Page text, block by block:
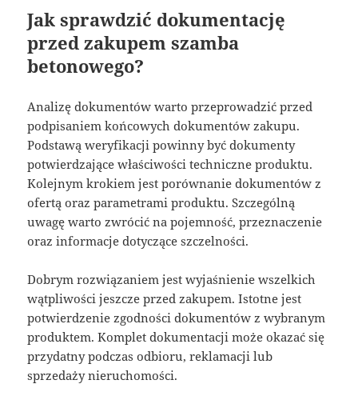
Jak sprawdzić dokumentację
przed zakupem szamba
betonowego?
Analizę dokumentów warto przeprowadzić przed
podpisaniem końcowych dokumentów zakupu.
Podstawą weryfikacji powinny być dokumenty
potwierdzające właściwości techniczne produktu.
Kolejnym krokiem jest porównanie dokumentów z
ofertą oraz parametrami produktu. Szczególną
uwagę warto zwrócić na pojemność, przeznaczenie
oraz informacje dotyczące szczelności.
Dobrym rozwiązaniem jest wyjaśnienie wszelkich
wątpliwości jeszcze przed zakupem. Istotne jest
potwierdzenie zgodności dokumentów z wybranym
produktem. Komplet dokumentacji może okazać się
przydatny podczas odbioru, reklamacji lub
sprzedaży nieruchomości.